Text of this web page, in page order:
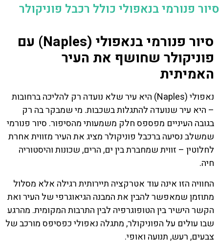
סיור פנורמי בנאפולי כולל רכבל פוניקולר
סיור פנורמי בנאפולי (Naples) עם
פוניקולר שחושף את העיר
האמיתית
נאפולי (Naples) היא עיר שלא נועדה רק להליכה ברחובות
– היא עיר שנועדה להתגלות בשכבות. מי שמבקר בה רק
בגובה העיניים מפספס חלק משמעותי מהסיפור. סיור פנורמי
שמשלב נסיעה ברכבל פוניקולר מציג את העיר מזווית אחרת
לחלוטין – זווית שמחברת בין ים, הרים, שכונות והיסטוריה
חיה.
החוויה הזו אינה עוד אטרקציה תיירותית רגילה אלא מסלול
מתוזמן שמאפשר להבין את המבנה הגיאוגרפי של העיר ואת
הקשר הישיר בין הטופוגרפיה לבין התרבות המקומית. מהרגע
שבו עולים על הפוניקולר, מתגלה נאפולי כפסיפס מורכב של
צבעים, רעש, תנועה ואופי.